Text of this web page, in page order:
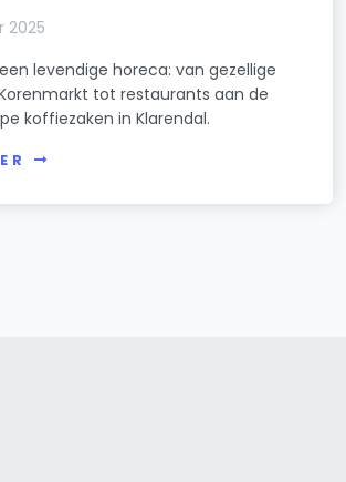
2025
levendige horeca: van gezellige
tot restaurants aan de
koffiezaken in Klarendal.